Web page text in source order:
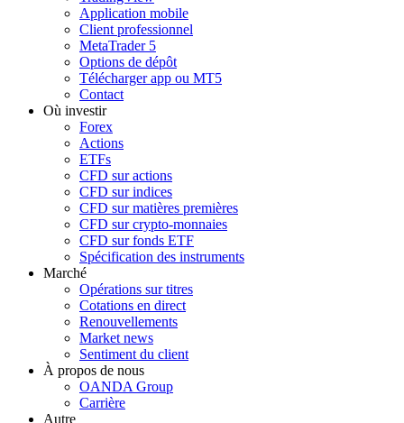
Application mobile
Client professionnel
MetaTrader 5
Options de dépôt
Télécharger app ou MT5
Contact
Où investir
Forex
Actions
ETFs
CFD sur actions
CFD sur indices
CFD sur matières premières
CFD sur crypto-monnaies
CFD sur fonds ETF
Spécification des instruments
Marché
Opérations sur titres
Cotations en direct
Renouvellements
Market news
Sentiment du client
À propos de nous
OANDA Group
Carrière
Autre